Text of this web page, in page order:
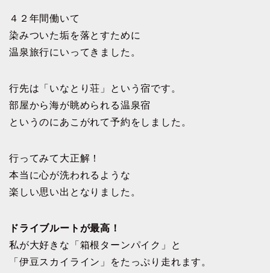
４２年間働いて
染みついた垢を落とすために
温泉旅行にいってきました。
行先は「いなとり荘」という宿です。
部屋から海が眺められる温泉宿
というのにあこがれて予約をしました。
行ってみて大正解！
本当に心が洗われるような
楽しい思い出となりました。
ドライブルートが最高！
私が大好きな「箱根ターンパイク」と
「伊豆スカイライン」をたっぷり走れます。